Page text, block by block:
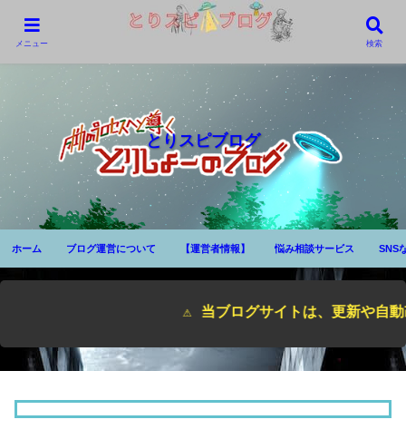
とりスピブログ
ホーム ブログ運営について 【運営者情報】 悩み相談サービス SNS
⚠ 当ブログサイトは、更新や自動改ざん、一括変換
メニュー 検索